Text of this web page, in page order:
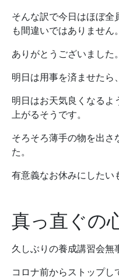
そんな訳で今日はほぼ全
も間違いではありません。
ありがとうございました。
明日は用事を済ませたら
明日はお天気良くなるよ
上がるそうです。
そろそろ薄手の物を出さ
た。
有意義なお休みにしたい
真っ直ぐの
久しぶりの養成講習会無
コロナ前からストップ